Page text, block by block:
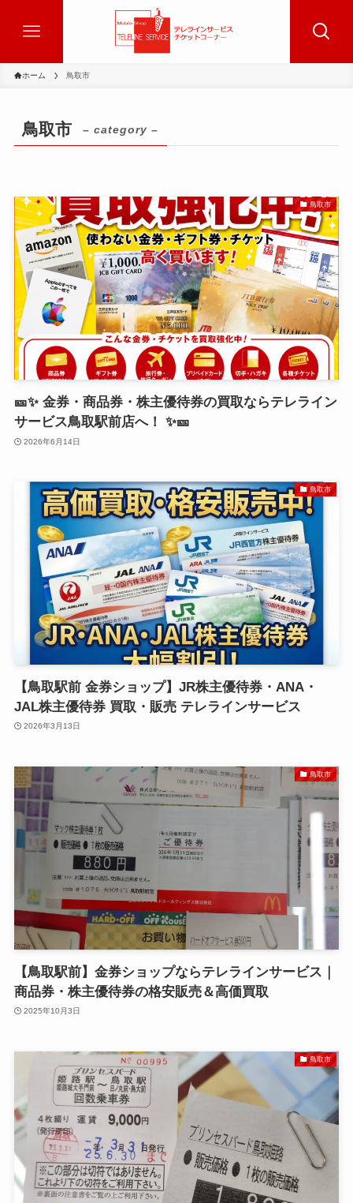
ホーム 鳥取市
鳥取市 – category –
鳥取市
🎫✨ 金券・商品券・株主優待券の買取ならテレライン
サービス鳥取駅前店へ！ ✨🎫
2026年6月14日
鳥取市
【鳥取駅前 金券ショップ】JR株主優待券・ANA・
JAL株主優待券 買取・販売 テレラインサービス
2026年3月13日
鳥取市
【鳥取駅前】金券ショップならテレラインサービス｜
商品券・株主優待券の格安販売＆高価買取
2025年10月3日
鳥取市